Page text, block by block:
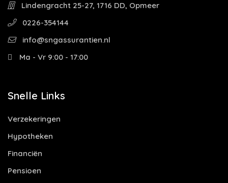
Lindengracht 25-27, 1716 DD, Opmeer
0226-354144
info@sngassurantien.nl
Ma - Vr 9:00 - 17:00
Snelle Links
Verzekeringen
Hypotheken
Financiën
Pensioen